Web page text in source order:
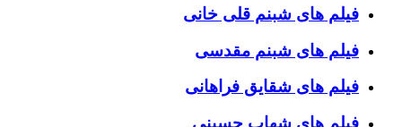
فیلم های شبنم قلی خانی
فیلم های شبنم مقدسی
فیلم های شقایق فراهانی
فیلم های شهاب حسینی